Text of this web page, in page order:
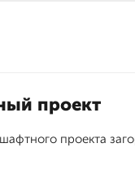
проект
проекта